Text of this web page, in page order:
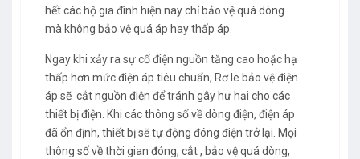
hết các hộ gia đình hiện nay chỉ bảo vệ quá dòng
mà không bảo vệ quá áp hay thấp áp.
Ngay khi xảy ra sự cố điện nguồn tăng cao hoặc hạ
thấp hơn mức điện áp tiêu chuẩn, Rơ le bảo vệ điện
áp sẽ cắt nguồn điện để tránh gây hư hại cho các
thiết bị điện. Khi các thông số về dòng điện, điện áp
đã ổn định, thiết bị sẽ tự động đóng điện trở lại. Mọi
thông số về thời gian đóng, cắt , bảo vệ quá dòng,